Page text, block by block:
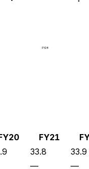
FY24
FY21
33.8 33.9
— —